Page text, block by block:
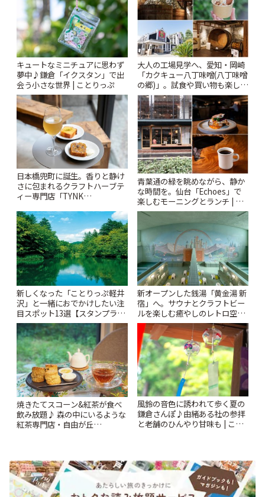
キュートなミニチュアに思わず
夢中♪鎌倉「イクスタン」で出
会う小さな世界 | ことりっぷ
大人の工場見学へ、愛知・岡崎
「カクキュー八丁味噌(八丁味噌
の郷)」。試食や買い物も楽しみ
♪ | ことりっぷ
日本橋兜町に誕生。香りと静け
さに包まれるクラフトハーブテ
ィー専門店「TYNK
青葉通の緑を眺めながら、静か
な時間を。仙台「Echoes」で
楽しむモーニングとランチ | こ
とりっぷ
新しくなった「ことりっぷ軽井
沢」と一緒におでかけしたい注
目スポット13選【スタンプラリ
ー開催中】 | ことりっぷ
新オープンした銭湯「黄金湯 新
宿」へ。サウナとクラフトビー
ルを楽しむ癒やしのレトロ空間
| ことりっぷ
焼きたてスコーン&紅茶が食べ
飲み放題♪ 森の中にいるような
紅茶専門店・自由が丘
風鈴の音色に誘われて歩く夏の
鎌倉さんぽ♪由緒ある社の参拝
と老舗のひんやり甘味も | こと